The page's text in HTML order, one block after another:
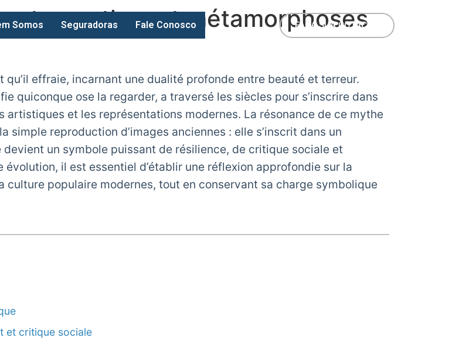
Somos Seguradoras Fale Conosco FAÇA SUA COTAÇÃO
mythes et métamorphoses
effraie, incarnant une dualité profonde entre beauté et terreur.
quiconque ose la regarder, a traversé les siècles pour s’inscrire dans
et les représentations modernes. La résonance de ce mythe
reproduction d’images anciennes : elle s’inscrit dans un
un symbole puissant de résilience, de critique sociale et
il est essentiel d’établir une réflexion approfondie sur la
culture populaire modernes, tout en conservant sa charge symbolique
et critique sociale